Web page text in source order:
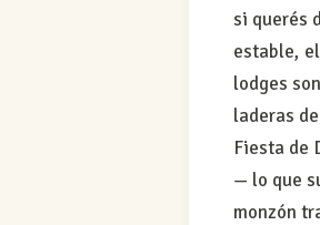
si querés
estable,
lodges
laderas
Fiesta de
— lo que
monzón